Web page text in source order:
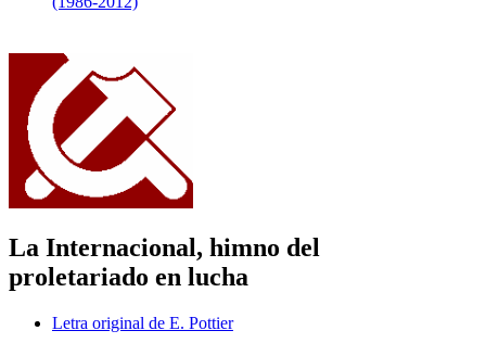
La Internacional, himno del
proletariado en lucha
Letra original de E. Pottier